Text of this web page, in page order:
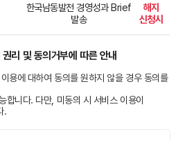
한국남동발전 경영성과 Brief
발송
해지
신청시
리 및 동의거부에 따른 안내
용에 대하여 동의를 원하지 않을 경우 동의를
합니다. 다만, 미동의 시 서비스 이용이
.